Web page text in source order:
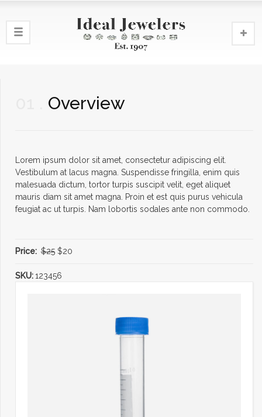
Overview
Lorem ipsum dolor sit amet, consectetur adipiscing elit.
Vestibulum at lacus magna. Suspendisse fringilla, enim quis
malesuada dictum, tortor turpis suscipit velit, eget aliquet
mauris diam sit amet magna. Proin et est quis purus vehicula
feugiat ac ut turpis. Nam lobortis sodales ante non commodo.
Price: $25 $20
SKU:123456